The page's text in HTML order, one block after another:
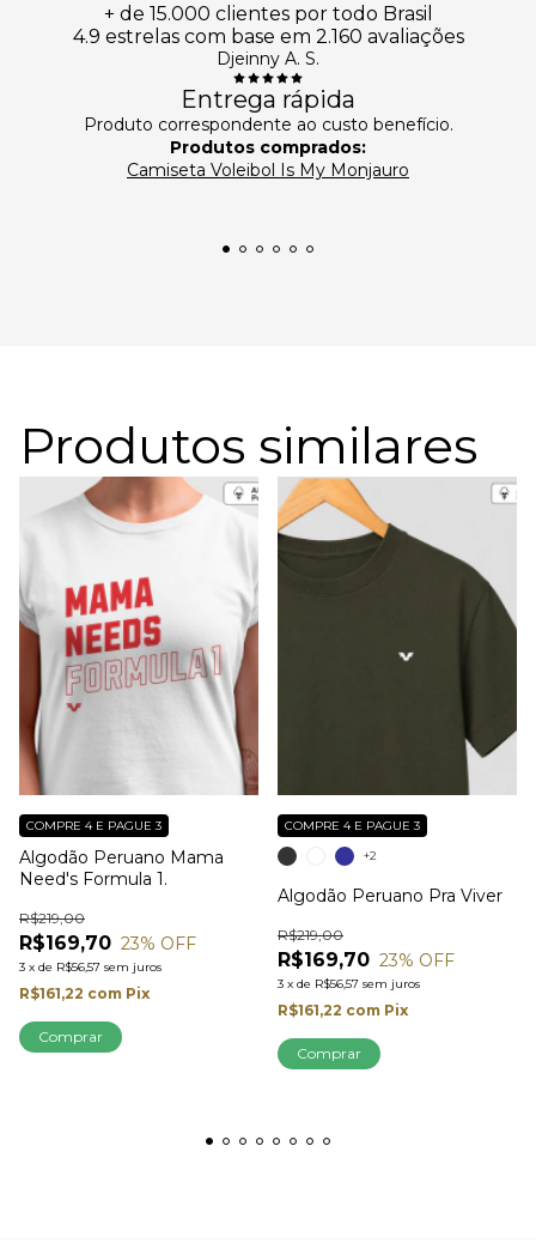
+ de 15.000 clientes por todo Brasil
4.9 estrelas com base em 2.160 avaliações
Djeinny A. S.
Entrega rápida
Produto correspondente ao custo benefício.
Produtos comprados:
Camiseta Voleibol Is My Monjauro
Produtos similares
Algodão Peruano Mama
Need's Formula 1.
R$169,70
R$219,00
23% OFF
3 x de R$56,57 sem juros
COMPRE 4 E PAGUE 3
R$161,22 com Pix
Comprar
Algodão Peruano Pra Viver
R$169,70
R$219,00
23% OFF
3 x de R$56,57 sem juros
COMPRE 4 E PAGUE 3
R$161,22 com Pix
+2
Comprar